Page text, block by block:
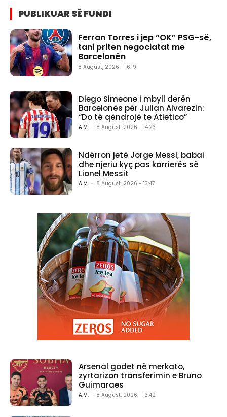
PUBLIKUAR SË FUNDI
Ferran Torres i jep “OK” PSG-së,
tani priten negociatat me
Barcelonën
8 August, 2026 - 16:19
Diego Simeone i mbyll derën
Barcelonës për Julian Alvarezin:
“Do të qëndrojë te Atletico”
A.M. - 8 August, 2026 - 14:23
Ndërron jetë Jorge Messi, babai
dhe njeriu kyç pas karrierës së
Lionel Messit
A.M. - 8 August, 2026 - 13:47
Arsenal godet në merkato,
zyrtarizon transferimin e Bruno
Guimaraes
A.M. - 8 August, 2026 - 13:42